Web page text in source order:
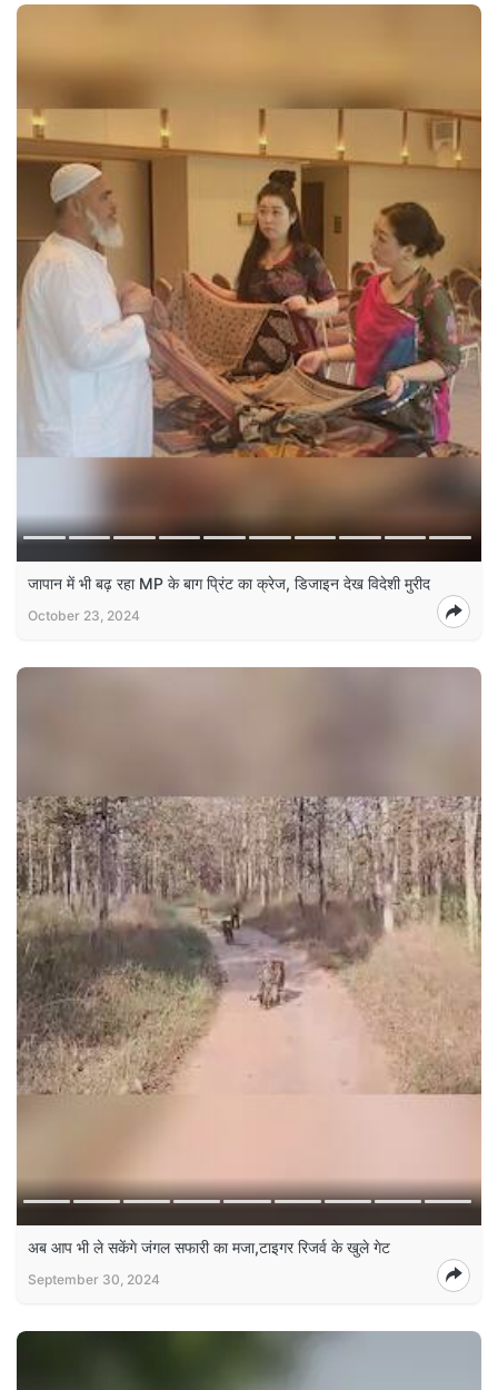
जापान में भी बढ़ रहा MP के बाग प्रिंट का क्रेज, डिजाइन देख विदेशी मुरीद
October 23, 2024
अब आप भी ले सकेंगे जंगल सफारी का मजा,टाइगर रिजर्व के खुले गेट
September 30, 2024